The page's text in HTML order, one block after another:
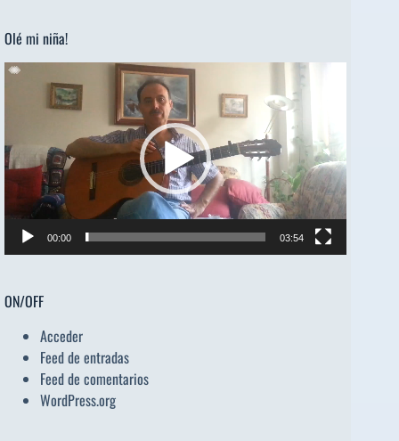
Olé mi niña!
Reproductor
00:00 03:54
ON/OFF
Acceder
Feed de entradas
Feed de comentarios
WordPress.org